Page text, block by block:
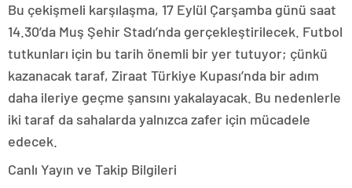
Bu çekişmeli karşılaşma, 17 Eylül Çarşamba günü saat
14.30’da Muş Şehir Stadı’nda gerçekleştirilecek. Futbol
tutkunları için bu tarih önemli bir yer tutuyor; çünkü
kazanacak taraf, Ziraat Türkiye Kupası’nda bir adım
daha ileriye geçme şansını yakalayacak. Bu nedenlerle
iki taraf da sahalarda yalnızca zafer için mücadele
edecek.
Canlı Yayın ve Takip Bilgileri